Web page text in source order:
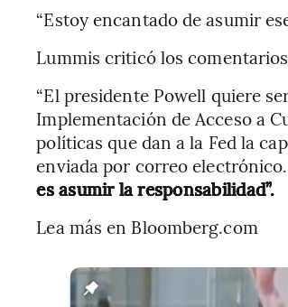
“Estoy encantado de asumir
Lummis criticó los
“El presidente Powell quiere
Implementación de Acceso a
políticas que dan a la Fed la
enviada por correo electrónico.
es asumir la responsabilidad”.
Lea más en Bloomberg.com